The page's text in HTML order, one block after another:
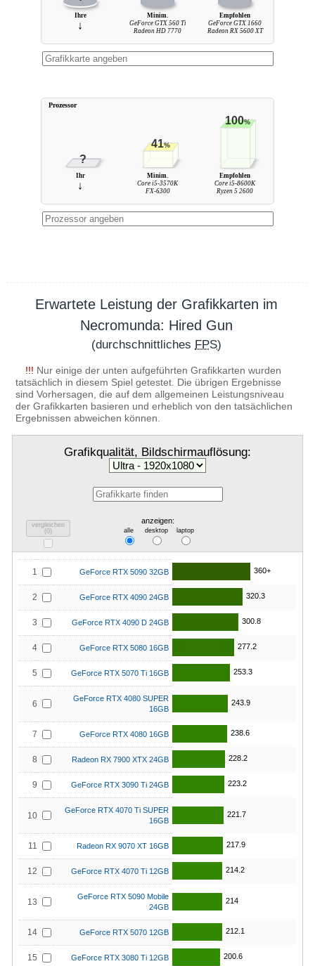
Ihre
↓
Minim.
GeForce GTX 560 Ti
Radeon HD 7770
Empfohlen
GeForce GTX 1660
Radeon RX 5600 XT
?
41%
100%
Ihr
↓
Minim.
Core i5-3570K
FX-6300
Empfohlen
Core i5-8600K
Ryzen 5 2600
Prozessor
Erwartete Leistung der Grafikkarten im
Necromunda: Hired Gun
(durchschnittliches FPS)
!!! Nur einige der unten aufgeführten Grafikkarten wurden
tatsächlich in diesem Spiel getestet. Die übrigen Ergebnisse
sind Vorhersagen, die auf dem allgemeinen Leistungsniveau
der Grafikkarten basieren und erheblich von den tatsächlichen
Ergebnissen abweichen können.
Grafikqualität, Bildschirmauflösung:
vergleichen
(0)
anzeigen:
alle desktop laptop
1 GeForce RTX 5090 32GB 360+
2 GeForce RTX 4090 24GB 320.3
3 GeForce RTX 4090 D 24GB 300.8
4 GeForce RTX 5080 16GB 277.2
5 GeForce RTX 5070 Ti 16GB 253.3
6
GeForce RTX 4080 SUPER
16GB
243.9
7 GeForce RTX 4080 16GB 238.6
8 Radeon RX 7900 XTX 24GB 228.2
9 GeForce RTX 3090 Ti 24GB 223.2
10
GeForce RTX 4070 Ti SUPER
16GB
221.7
11 Radeon RX 9070 XT 16GB 217.9
12 GeForce RTX 4070 Ti 12GB 214.2
13
GeForce RTX 5090 Mobile
24GB
214
14 GeForce RTX 5070 12GB 212.1
15 GeForce RTX 3080 Ti 12GB 200.6